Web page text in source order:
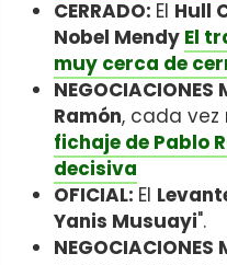
CERRADO: El Hull
Nobel Mendy El
muy cerca de
NEGOCIACIONES
Ramón, cada
fichaje de Pablo
decisiva
OFICIAL: El
Yanis Musuayi".
NEGOCIACIONES